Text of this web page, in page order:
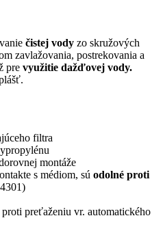
čistej vody zo skružových
zavlažovania, postrekovania a
pre využitie dažďovej vody.
filtra
montáže
s médiom, sú odolné proti
preťaženiu vr. automatického